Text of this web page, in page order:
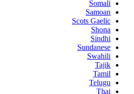
Somali
Samoan
Scots Gaelic
Shona
Sindhi
Sundanese
Swahili
Tajik
Tamil
Telugu
Thai